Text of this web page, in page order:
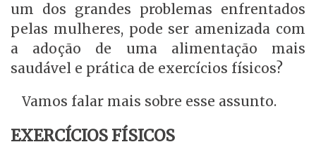
um dos grandes problemas enfrentados
pelas mulheres, pode ser amenizada com
a adoção de uma alimentação mais
saudável e prática de exercícios físicos?
Vamos falar mais sobre esse assunto.
EXERCÍCIOS FÍSICOS